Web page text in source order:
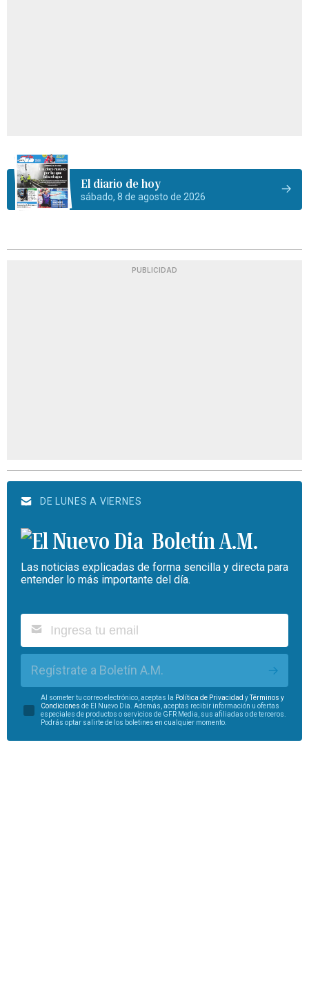
El diario de hoy
sábado, 8 de agosto de 2026
PUBLICIDAD
DE LUNES A VIERNES
Boletín A.M.
Las noticias explicadas de forma sencilla y directa para
entender lo más importante del día.
Regístrate a Boletín A.M.
Al someter tu correo electrónico, aceptas la Política de Privacidad yTérminos y
Condiciones de El Nuevo Día. Además, aceptas recibir información u ofertas
especiales de productos o servicios de GFR Media, sus afiliadas o de terceros.
Podrás optar salirte de los boletines en cualquier momento.